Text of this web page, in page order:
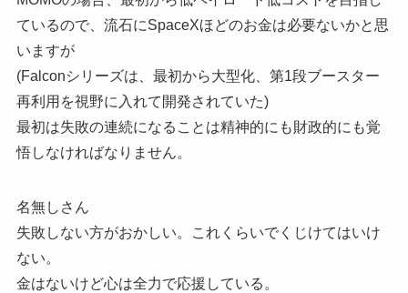
ているので、流石にSpaceXほどのお金は必要ないかと思
いますが
(Falconシリーズは、最初から大型化、第1段ブースター
再利用を視野に入れて開発されていた)
最初は失敗の連続になることは精神的にも財政的にも覚
悟しなければなりません。
名無しさん
失敗しない方がおかしい。これくらいでくじけてはいけ
ない。
金はないけど心は全力で応援している。